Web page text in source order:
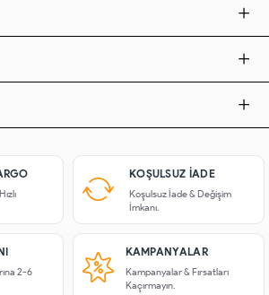
KOŞULSUZ IADE
Koşulsuz İade & Değişim
İmkanı.
2-6
KAMPANYALAR
Kampanyalar & Fırsatları
Kaçırmayın.